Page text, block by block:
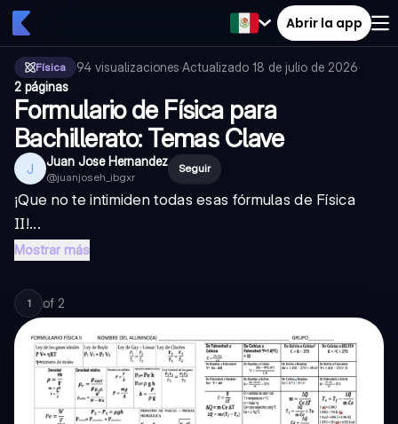
Abrir la app
Física 94 visualizaciones·Actualizado 18 de julio de 2026·
2 páginas
Formulario de Física para
Bachillerato: Temas Clave
J Juan Jose Hernandez
@juanjoseh_ibgxr
Seguir
¡Que no te intimiden todas esas fórmulas de Física
II!...
Mostrar más
1 of 2